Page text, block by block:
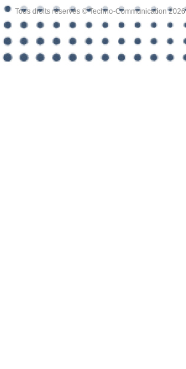
Tous droits réservés © Techno-Communication 2026